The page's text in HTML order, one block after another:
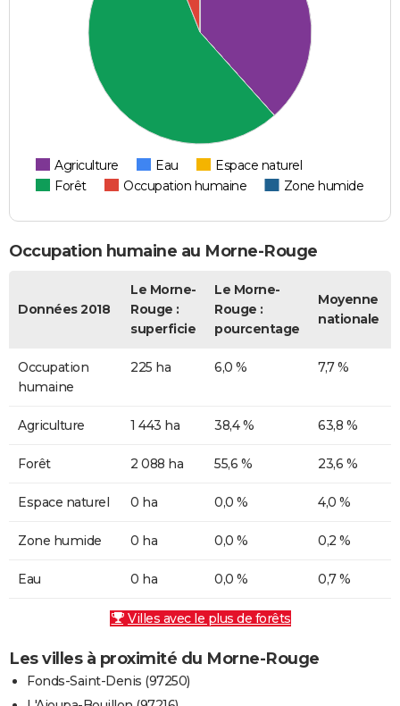
Agriculture Eau
Espace naturel
Forêt
Occupation humaine Zone humide
Occupation humaine au Morne-Rouge
Données 2018
Le Morne-
Rouge :
superficie
Le Morne-
Rouge :
pourcentage
Moyenne
nationale
Occupation
humaine
225 ha 6,0 % 7,7 %
Agriculture 1 443 ha 38,4 % 63,8 %
Forêt 2 088 ha 55,6 % 23,6 %
Espace naturel 0 ha 0,0 % 4,0 %
Zone humide 0 ha 0,0 % 0,2 %
Eau 0 ha 0,0 % 0,7 %
Villes avec le plus de forêts
Les villes à proximité du Morne-Rouge
Fonds-Saint-Denis (97250)